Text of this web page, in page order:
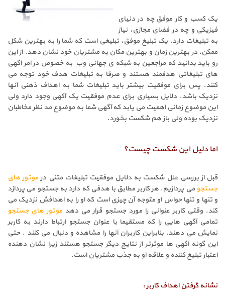
یک کسب و کار موفق چه در دنیای
فیزیکی و چه در فضای مجازی، نیاز
به تبلیغات دارد. یک تبلیغ موفق، تبلیغی است که شما را به بهترین شکل
ممکن، در بهترین زمان و بهترین مکان به مشتریان خود نشان دهد. از این
رو باید بدانید که مراجعین به شبکه ی جهانی وب به خصوص در امر آگهی
های تبلیغاتی هدفمند هستند و صرفا به تبلیغات هدف خود توجه می
کنند. پس برای موفقیت بیشتر باید تبلیغات شما به اهداف ذهنی آنها
نزدیک باشد. دلایل بسیاری برای عدم موفقیت یک آکهی وجود دارد ولی
این موضوع زمانی اهمیت می یابد که آگهی شما به موضوع مد نظر مخاطبان
نزدیک بوده ولی باز هم شکست بخورد.
اما دلیل این شکست چیست؟
قبل از بررسی علل شکست به دلایل موفقیت تبلیغات متنی در موتور های
جستجو می پردازیم. هر کاربر مطابق با هدفی که دارد به جستجو می پردازد
و تنها و تنها حواس او متوجه آن چیزی است که او را به اهدافش نزدیک می
کند. وقتی کاربر عنوانی را مورد جستجو قرار می دهد موتور های جستجو
تمامی آگهی هایی را که مستقیما با عنوان جستجو ارتباط دارند به کاربر
نمایش می دهند. بنابراین کاربران آنها را مشاهده و دنبال می کنند . حتی
این گونه آگهی ها موثرتر از نتایج دیگر جستجو هستند زیرا نشان دهنده
اعتبار تبلیغ کننده و علاقه او به جذب مشتریان است.
نشانه گرفتن اهداف کاربر :